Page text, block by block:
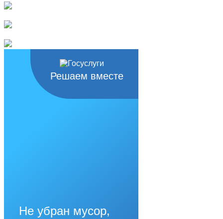
Решаем вместе
Не убран мусор,